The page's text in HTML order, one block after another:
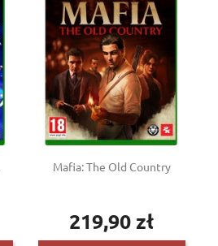
Mafia: The Old Country
Cena
219,90 zł